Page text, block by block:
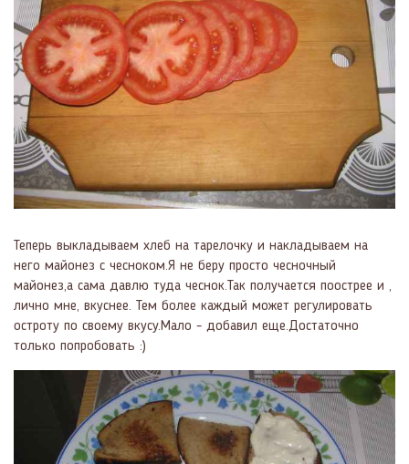
Теперь выкладываем хлеб на тарелочку и накладываем на
него майонез с чесноком.Я не беру просто чесночный
майонез,а сама давлю туда чеснок.Так получается поострее и ,
лично мне, вкуснее. Тем более каждый может регулировать
остроту по своему вкусу.Мало - добавил еще.Достаточно
только попробовать :)